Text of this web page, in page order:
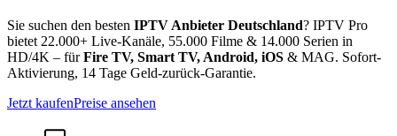
Sie suchen den besten IPTV Anbieter Deutschland? IPTV Pro
bietet 22.000+ Live-Kanäle, 55.000 Filme & 14.000 Serien in
HD/4K – für Fire TV, Smart TV, Android, iOS & MAG. Sofort-
Aktivierung, 14 Tage Geld-zurück-Garantie.
Jetzt kaufenPreise ansehen